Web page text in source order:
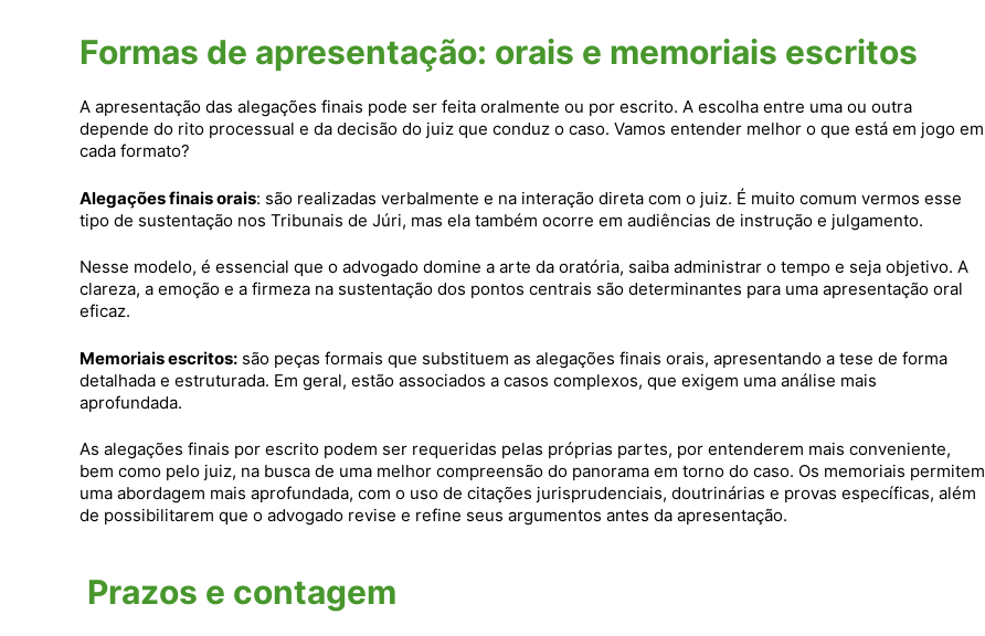
Formas de apresentação: orais e memoriais escritos
A apresentação das alegações finais pode ser feita oralmente ou por escrito. A escolha entre uma ou outra
depende do rito processual e da decisão do juiz que conduz o caso. Vamos entender melhor o que está em jogo em
cada formato?
Alegações finais orais: são realizadas verbalmente e na interação direta com o juiz. É muito comum vermos esse
tipo de sustentação nos Tribunais de Júri, mas ela também ocorre em audiências de instrução e julgamento.
Nesse modelo, é essencial que o advogado domine a arte da oratória, saiba administrar o tempo e seja objetivo. A
clareza, a emoção e a firmeza na sustentação dos pontos centrais são determinantes para uma apresentação oral
eficaz.
Memoriais escritos: são peças formais que substituem as alegações finais orais, apresentando a tese de forma
detalhada e estruturada. Em geral, estão associados a casos complexos, que exigem uma análise mais
aprofundada.
As alegações finais por escrito podem ser requeridas pelas próprias partes, por entenderem mais conveniente,
bem como pelo juiz, na busca de uma melhor compreensão do panorama em torno do caso. Os memoriais permitem
uma abordagem mais aprofundada, com o uso de citações jurisprudenciais, doutrinárias e provas específicas, além
de possibilitarem que o advogado revise e refine seus argumentos antes da apresentação.
Prazos e contagem